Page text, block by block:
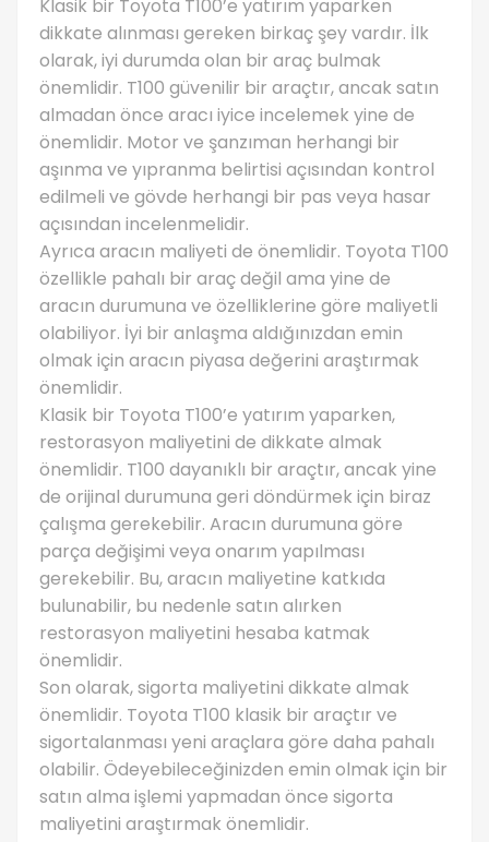
Klasik bir Toyota T100’e yatırım yaparken
dikkate alınması gereken birkaç şey vardır. İlk
olarak, iyi durumda olan bir araç bulmak
önemlidir. T100 güvenilir bir araçtır, ancak satın
almadan önce aracı iyice incelemek yine de
önemlidir. Motor ve şanzıman herhangi bir
aşınma ve yıpranma belirtisi açısından kontrol
edilmeli ve gövde herhangi bir pas veya hasar
açısından incelenmelidir.
Ayrıca aracın maliyeti de önemlidir. Toyota T100
özellikle pahalı bir araç değil ama yine de
aracın durumuna ve özelliklerine göre maliyetli
olabiliyor. İyi bir anlaşma aldığınızdan emin
olmak için aracın piyasa değerini araştırmak
önemlidir.
Klasik bir Toyota T100’e yatırım yaparken,
restorasyon maliyetini de dikkate almak
önemlidir. T100 dayanıklı bir araçtır, ancak yine
de orijinal durumuna geri döndürmek için biraz
çalışma gerekebilir. Aracın durumuna göre
parça değişimi veya onarım yapılması
gerekebilir. Bu, aracın maliyetine katkıda
bulunabilir, bu nedenle satın alırken
restorasyon maliyetini hesaba katmak
önemlidir.
Son olarak, sigorta maliyetini dikkate almak
önemlidir. Toyota T100 klasik bir araçtır ve
sigortalanması yeni araçlara göre daha pahalı
olabilir. Ödeyebileceğinizden emin olmak için bir
satın alma işlemi yapmadan önce sigorta
maliyetini araştırmak önemlidir.